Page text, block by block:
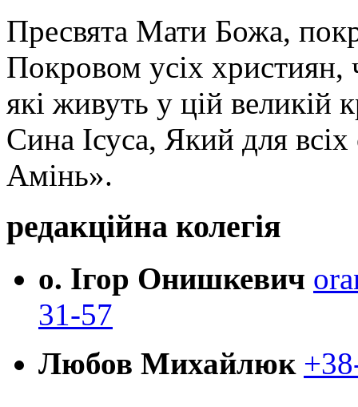
Пресвята Мати Божа,
Покровом усіх християн,
які живуть у цій великій
Сина Ісуса, Який для
Амінь».
редакційна колегія
о. Ігор Онишкевич
31-57
Любов Михайлюк